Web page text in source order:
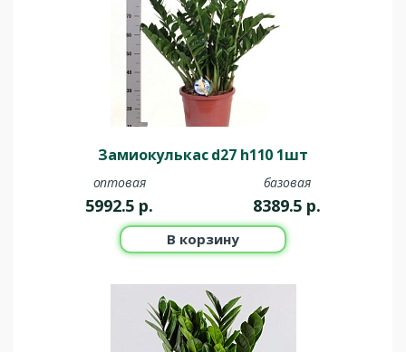
Замиокулькас d27 h110 1шт
оптовая
5992.5 р.
базовая
8389.5 р.
В корзину